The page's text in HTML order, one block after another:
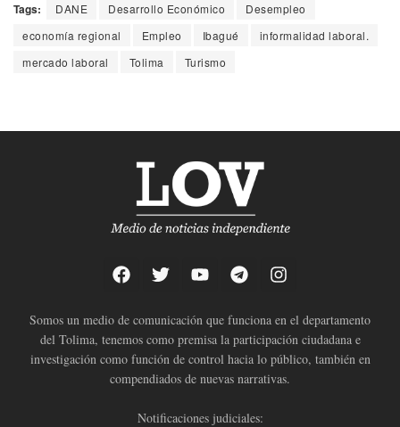
Tags: DANE Desarrollo Económico
Desempleo
economía regional
Empleo Ibagué
informalidad laboral.
mercado laboral
Tolima Turismo
Somos un medio de comunicación que funciona en el departamento
del Tolima, tenemos como premisa la participación ciudadana e
investigación como función de control hacia lo público, también en
compendiados de nuevas narrativas.
Notificaciones judiciales: